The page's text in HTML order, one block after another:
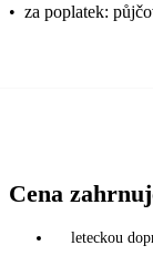
• za poplatek:
Cena
leteckou